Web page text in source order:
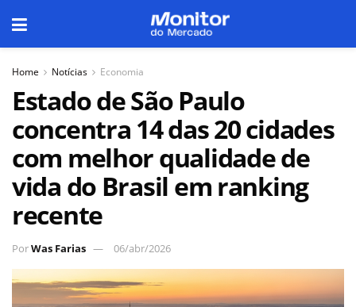
Home Notícias Economia
Estado de São Paulo
concentra 14 das 20 cidades
com melhor qualidade de
vida do Brasil em ranking
recente
PorWas Farias 06/abr/2026